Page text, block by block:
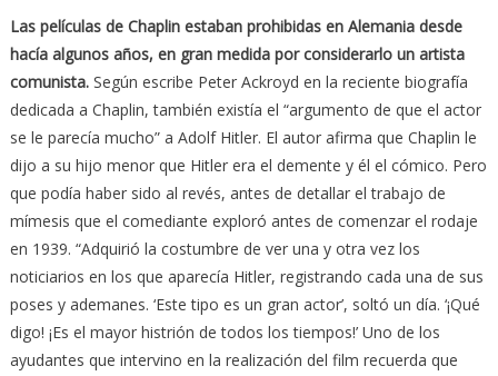
Las películas de Chaplin estaban prohibidas en Alemania desde
hacía algunos años, en gran medida por considerarlo un artista
comunista.Según escribe Peter Ackroyd en la reciente biografía
dedicada a Chaplin, también existía el “argumento de que el actor
se le parecía mucho” a Adolf Hitler. El autor afirma que Chaplin le
dijo a su hijo menor que Hitler era el demente y él el cómico. Pero
que podía haber sido al revés, antes de detallar el trabajo de
mímesis que el comediante exploró antes de comenzar el rodaje
en 1939. “Adquirió la costumbre de ver una y otra vez los
noticiarios en los que aparecía Hitler, registrando cada una de sus
poses y ademanes. ‘Este tipo es un gran actor’, soltó un día. ‘¡Qué
digo! ¡Es el mayor histrión de todos los tiempos!’ Uno de los
ayudantes que intervino en la realización del film recuerda que